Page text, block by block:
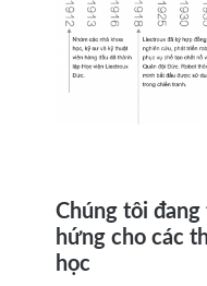
Chúng tôi
hứng cho các
học